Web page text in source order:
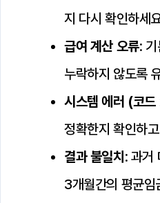
지 다시 확인하세
급여 계산 오류:
누락하지 않도록
시스템 에러 (코
정확한지 확인하
결과 불일치 : 과거
3개월간의 평균임